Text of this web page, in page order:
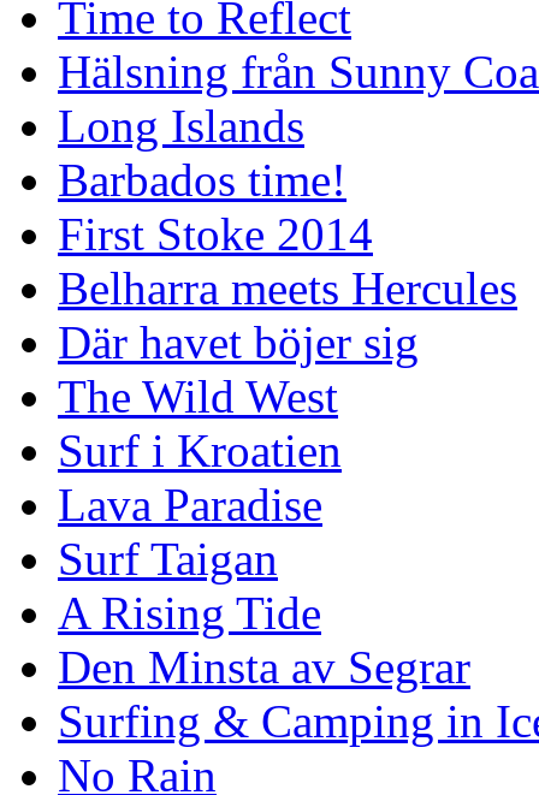
Time to Reflect
Hälsning från Sunny
Long Islands
Barbados time!
First Stoke 2014
Belharra meets Hercules
Där havet böjer sig
The Wild West
Surf i Kroatien
Lava Paradise
Surf Taigan
A Rising Tide
Den Minsta av Segrar
Surfing & Camping in
No Rain